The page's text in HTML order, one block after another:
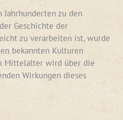
zu den
Geschichte der
zu verarbeiten ist, wurde
bekannten Kulturen
Mittelalter wird über die
Wirkungen dieses